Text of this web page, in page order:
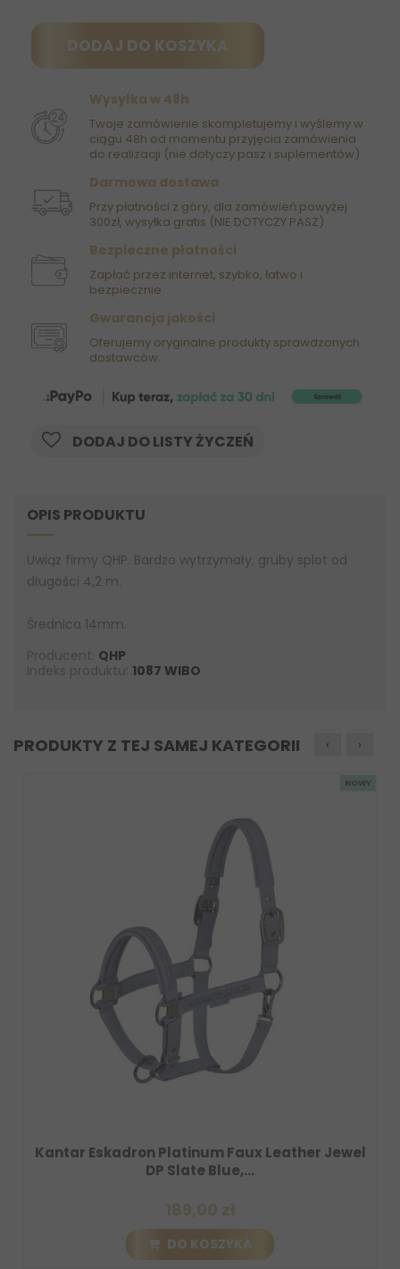
DODAJ DO KOSZYKA
Wysyłka w 48h
Twoje zamówienie skompletujemy i wyślemy w
ciągu 48h od momentu przyjęcia zamówienia
do realizacji (nie dotyczy pasz i suplementów)
Darmowa dostawa
Przy płatności z góry, dla zamówień powyżej
300zł, wysyłka gratis (NIE DOTYCZY PASZ)
Bezpieczne płatności
Zapłać przez internet, szybko, łatwo i
bezpiecznie
Gwarancja jakości
Oferujemy oryginalne produkty sprawdzonych
dostawców.
DODAJ DO LISTY ŻYCZEŃ
OPIS PRODUKTU
Uwiąz firmy QHP. Bardzo wytrzymały, gruby splot od
długości 4,2 m.
Średnica 14mm.
Producent: QHP
Indeks produktu: 1087 WIBO
PRODUKTY Z TEJ SAMEJ KATEGORII
Platinum Faux Leather Jewel
Kantar Eskadron
‹ ›